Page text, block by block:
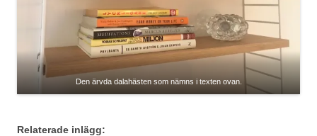
Den ärvda dalahästen som nämns i texten ovan.
Relaterade inlägg: